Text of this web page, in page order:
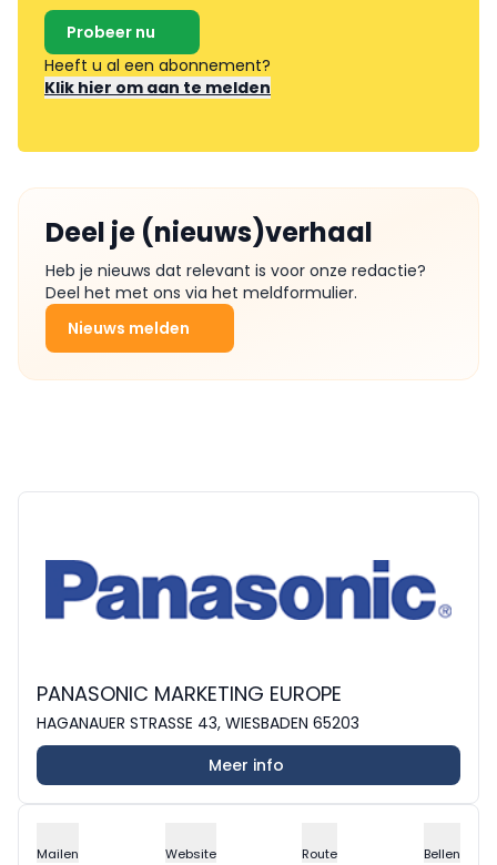
Probeer nu
Heeft u al een abonnement?
Klik hier om aan te melden
Deel je (nieuws)verhaal
Heb je nieuws dat relevant is voor onze redactie?
Deel het met ons via het meldformulier.
Nieuws melden
PANASONIC MARKETING EUROPE
HAGANAUER STRASSE 43, WIESBADEN 65203
Meer info
Mailen Website Route Bellen